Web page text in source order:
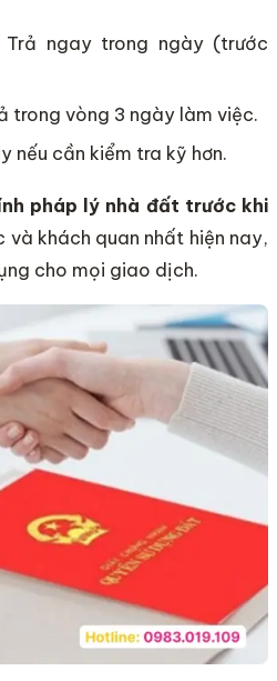
Trả ngay trong ngày (trước
trong vòng 3 ngày làm việc.
nếu cần kiểm tra kỹ hơn.
pháp lý nhà đất trước khi
và khách quan nhất hiện nay,
cho mọi giao dịch.